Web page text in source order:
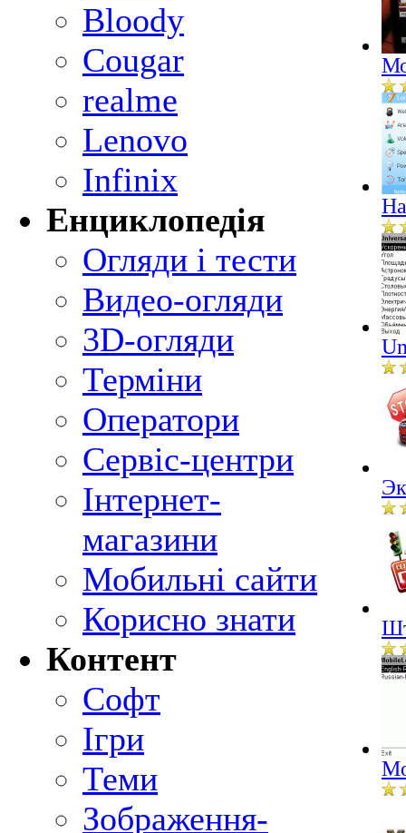
Bloody
Cougar
realme
Lenovo
Infinix
Енциклопедія
Огляди і тести
Видео-огляди
3D-огляди
Терміни
Оператори
Сервіс-центри
Інтернет-
магазини
Мобильні сайти
Корисно знати
Контент
Софт
Ігри
Теми
Зображення-